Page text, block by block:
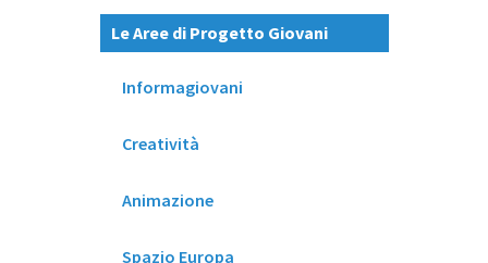
Le Aree di Progetto Giovani
Informagiovani
Creatività
Animazione
Spazio Europa